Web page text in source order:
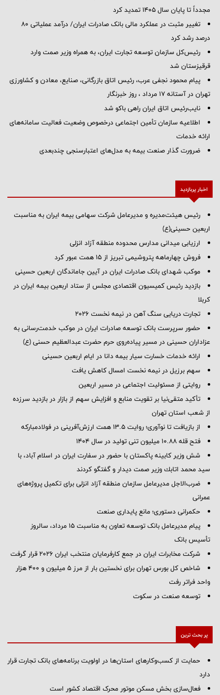
مجدداً تا پایان سال ۱۴۰۵ تمدید کرد
تغییر مثبت در عملکرد مالی بانک صادرات ایران/ درآمد عملیاتی 80
درصد رشد کرد
رئیس‌کل سازمان توسعه تجارت ایران، به همراه وزیر صمت وارد
قرقیزستان شد
پیام محمود نجفی عرب، رئیس اتاق بازرگانی، صنایع، معادن و کشاورزی
تهران در آستانه 17 مرداد ، روز خبرنگار
نایب‌رئیس اتاق ایران راهی باکو شد
اطلاعیه سازمان تأمین اجتماعی درخصوص وضعیت فعالیت سامانه‌های
ارائه خدمات
ضرورت گذار صنعت بیمه به مدل‌های اعتبارسنجی چندبعدی
اخبار پربازدید
رئیس هیئت‌مدیره و مدیرعامل شرکت سهامی بیمه ایران به مناسبت
اربعین حسینی(ع)
ارزیابی میدانی مدارس محدوده منطقه آزاد انزلی
فروش چهارماهه پتروشیمی تبریز از ۱۵ همت عبور کرد
موکب شهدای بانک صادرات ایران در آیین جاماندگان اربعین حسینی
بازدید رئیس کمیسیون اقتصادی مجلس از ستاد اربعین بیمه ایران در
کربلا
تجارت دریایی سنگ آهن در نیمه نخست ۲۰۲۶
حضور سرپرست بانک توسعه صادرات ایران در موکب خدمت‌رسانی به
عزاداران حسینی در مسیر پیاده‌روی حرم حضرت عبدالعظیم حسنی (ع)
ارائه خدمات خسارت سیار بیمه دانا در ایام اربعین حسینی
سهم برزیل در نیمه نخست امسال کاهش یافت
روایتی از مسئولیت اجتماعی در مسیر اربعین
تأکید متقی‌نیا بر تقویت منابع و افزایش سهم از بازار در بازدید سرزده
از شعب استان تهران
از بازیافت تا نوآوری؛ روایت ۱۳.۵ همت ارزش‌آفرینی در فولادمبارکه
فتح قله ۱۰.۸۸ میلیون تنی تولید در سال ۱۴۰۴
شش وزیر کابینه پاکستان با حضور در سفارت ایران در اسلام آباد، با
سيد محمد اتابك وزير صمت ديدار و گفتگو كردند
ضرب‌الاجل مدیرعامل سازمان منطقه آزاد انزلی برای تكمیل پروژه‌های
عمرانی
حکمرانی دستوری؛ مانع پایداری صنعت
پیام مدیرعامل بانک توسعه تعاون به مناسبت 15 مرداد، سالروز
تأسیس بانک
شرکت مخابرات ایران در جمع کارفرمایان منتخب ایران ۲۰۲۶ قرار گرفت
شاخص کل بورس تهران برای نخستین بار از مرز ۵ میلیون و ۴۰۰ هزار
واحد فراتر رفت
توسعه صنعت در سکوت
پر بحث ترین
حمایت از کسب‌وکارهای استان‌ها در اولویت برنامه‌های بانک تجارت قرار
دارد
فعال‌سازی بخش مسکن موتور محرک اقتصاد کشور است